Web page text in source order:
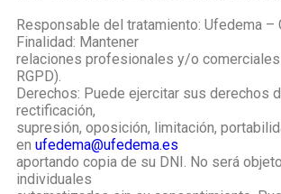
Responsable del tratamiento: Ufedema –
Finalidad: Mantener
relaciones profesionales y/o comerciales
RGPD).
Derechos: Puede ejercitar sus derechos
rectificación,
supresión, oposición, limitación,
en ufedema@ufedema.es
aportando copia de su DNI. No será
individuales